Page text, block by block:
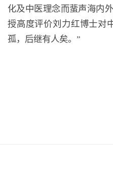
化及中医理念而蜚声海内
授高度评价刘力红博士对
孤，后继有人矣。”